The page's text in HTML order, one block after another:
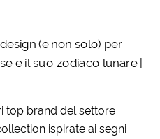
top brand del settore
ispirate ai segni